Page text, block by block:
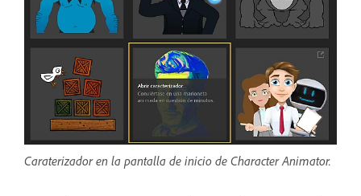
Caraterizador en la pantalla de inicio de Character Animator.